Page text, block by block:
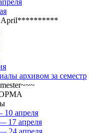
April**********
архивом за семестр
10 апреля
17 апреля
24 апреля